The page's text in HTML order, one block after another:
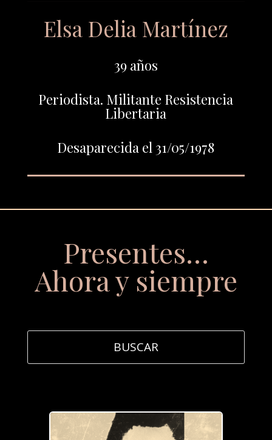
Elsa Delia Martínez
39 años
Periodista. Militante Resistencia
Libertaria
Desaparecida el 31/05/1978
Presentes…
Ahora y siempre